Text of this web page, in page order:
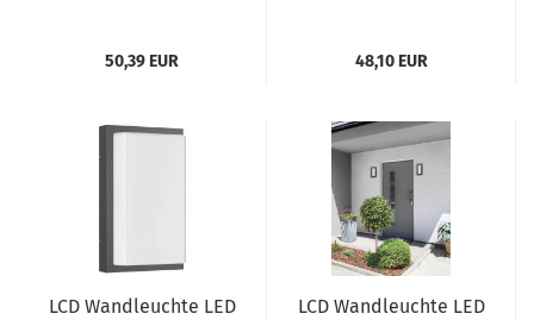
50,39 EUR 48,10 EUR
LCD Wandleuchte LED
LCD Wandleuchte LED